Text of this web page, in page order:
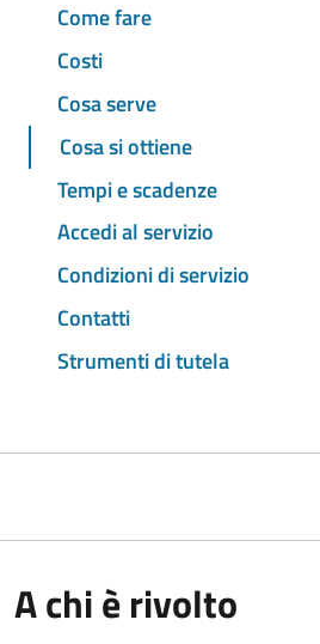
Come fare
Costi
Cosa serve
Cosa si ottiene
Tempi e scadenze
Accedi al servizio
Condizioni di servizio
Contatti
Strumenti di tutela
A chi è rivolto